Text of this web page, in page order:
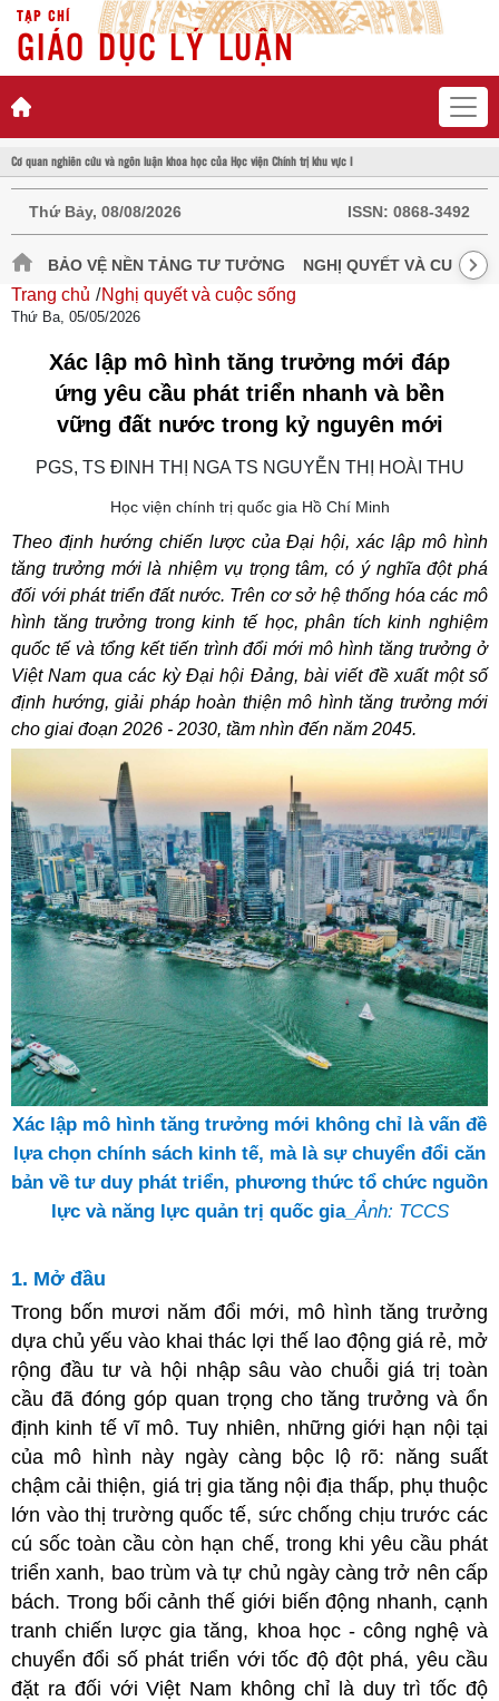
TẠP CHÍ
GIÁO DỤC LÝ LUẬN
Cơ quan nghiên cứu và ngôn luận khoa học của Học viện Chính trị khu vực I
Thứ Bảy, 08/08/2026 ISSN: 0868-3492
BẢO VỆ NỀN TẢNG TƯ TƯỞNG NGHỊ QUYẾT VÀ CUỘC
Trang chủ Nghị quyết và cuộc sống
Thứ Ba, 05/05/2026
Xác lập mô hình tăng trưởng mới đáp
ứng yêu cầu phát triển nhanh và bền
vững đất nước trong kỷ nguyên mới
PGS, TS ĐINH THỊ NGA TS NGUYỄN THỊ HOÀI THU
Học viện chính trị quốc gia Hồ Chí Minh
Theo định hướng chiến lược của Đại hội, xác lập mô hình
tăng trưởng mới là nhiệm vụ trọng tâm, có ý nghĩa đột phá
đối với phát triển đất nước. Trên cơ sở hệ thống hóa các mô
hình tăng trưởng trong kinh tế học, phân tích kinh nghiệm
quốc tế và tổng kết tiến trình đổi mới mô hình tăng trưởng ở
Việt Nam qua các kỳ Đại hội Đảng, bài viết đề xuất một số
định hướng, giải pháp hoàn thiện mô hình tăng trưởng mới
cho giai đoạn 2026 - 2030, tầm nhìn đến năm 2045.
Xác lập mô hình tăng trưởng mới không chỉ là vấn đề
lựa chọn chính sách kinh tế, mà là sự chuyển đổi căn
bản về tư duy phát triển, phương thức tổ chức nguồn
lực và năng lực quản trị quốc gia_ Ảnh: TCCS
1. Mở đầu
Trong bốn mươi năm đổi mới, mô hình tăng trưởng
dựa chủ yếu vào khai thác lợi thế lao động giá rẻ, mở
rộng đầu tư và hội nhập sâu vào chuỗi giá trị toàn
cầu đã đóng góp quan trọng cho tăng trưởng và ổn
định kinh tế vĩ mô. Tuy nhiên, những giới hạn nội tại
của mô hình này ngày càng bộc lộ rõ: năng suất
chậm cải thiện, giá trị gia tăng nội địa thấp, phụ thuộc
lớn vào thị trường quốc tế, sức chống chịu trước các
cú sốc toàn cầu còn hạn chế, trong khi yêu cầu phát
triển xanh, bao trùm và tự chủ ngày càng trở nên cấp
bách. Trong bối cảnh thế giới biến động nhanh, cạnh
tranh chiến lược gia tăng, khoa học - công nghệ và
chuyển đổi số phát triển với tốc độ đột phá, yêu cầu
đặt ra đối với Việt Nam không chỉ là duy trì tốc độ